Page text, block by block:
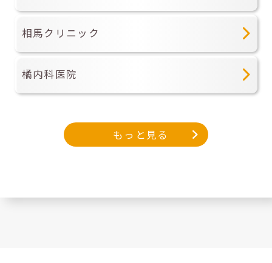
相馬クリニック
橘内科医院
もっと見る